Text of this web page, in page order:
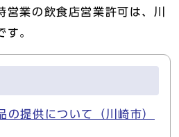
営業の飲食店営業許可は、川
す。
の提供について（川崎市）